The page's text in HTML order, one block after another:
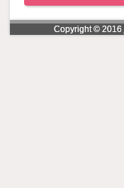
Copyright © 2016